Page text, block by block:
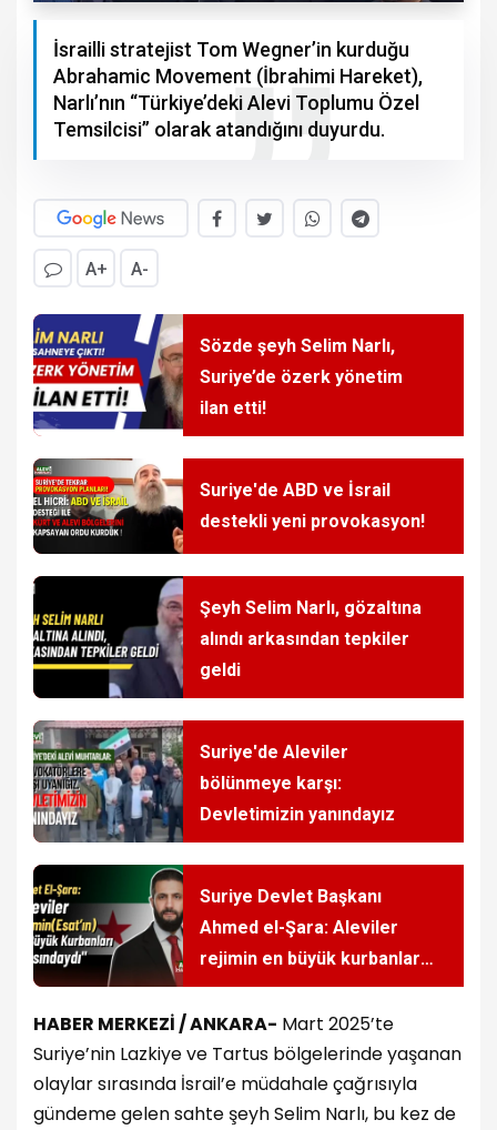
İsrailli stratejist Tom Wegner’in kurduğu
Abrahamic Movement (İbrahimi Hareket),
Narlı’nın “Türkiye’deki Alevi Toplumu Özel
Temsilcisi” olarak atandığını duyurdu.
A+ A-
Sözde şeyh Selim Narlı,
Suriye’de özerk yönetim
ilan etti!
Suriye'de ABD ve İsrail
destekli yeni provokasyon!
Şeyh Selim Narlı, gözaltına
alındı arkasından tepkiler
geldi
Suriye'de Aleviler
bölünmeye karşı:
Devletimizin yanındayız
Suriye Devlet Başkanı
Ahmed el-Şara: Aleviler
rejimin en büyük kurbanları
arasındaydı
HABER MERKEZİ / ANKARA- Mart 2025’te
Suriye’nin Lazkiye ve Tartus bölgelerinde yaşanan
olaylar sırasında İsrail’e müdahale çağrısıyla
gündeme gelen sahte şeyh Selim Narlı, bu kez de